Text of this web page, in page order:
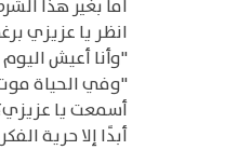
أما بغير هذا
انظر يا عزيزي
"وأنا أعيش
"وفي الحياة
أسمعت يا
أبدًا إلا حرية